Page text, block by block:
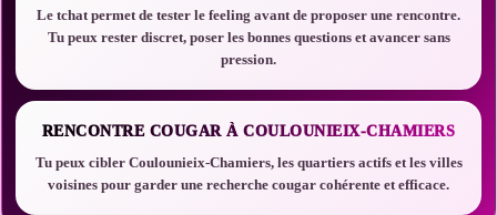
Le tchat permet de tester le feeling avant de proposer une rencontre.
Tu peux rester discret, poser les bonnes questions et avancer sans
pression.
RENCONTRE COUGAR À COULOUNIEIX-CHAMIERS
Tu peux cibler Coulounieix-Chamiers, les quartiers actifs et les villes
voisines pour garder une recherche cougar cohérente et efficace.